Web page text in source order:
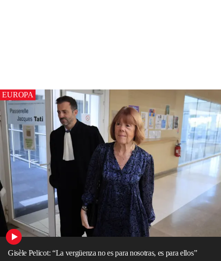
EUROPA
Gisèle Pelicot: “La vergüenza no es para nosotras, es para ellos”